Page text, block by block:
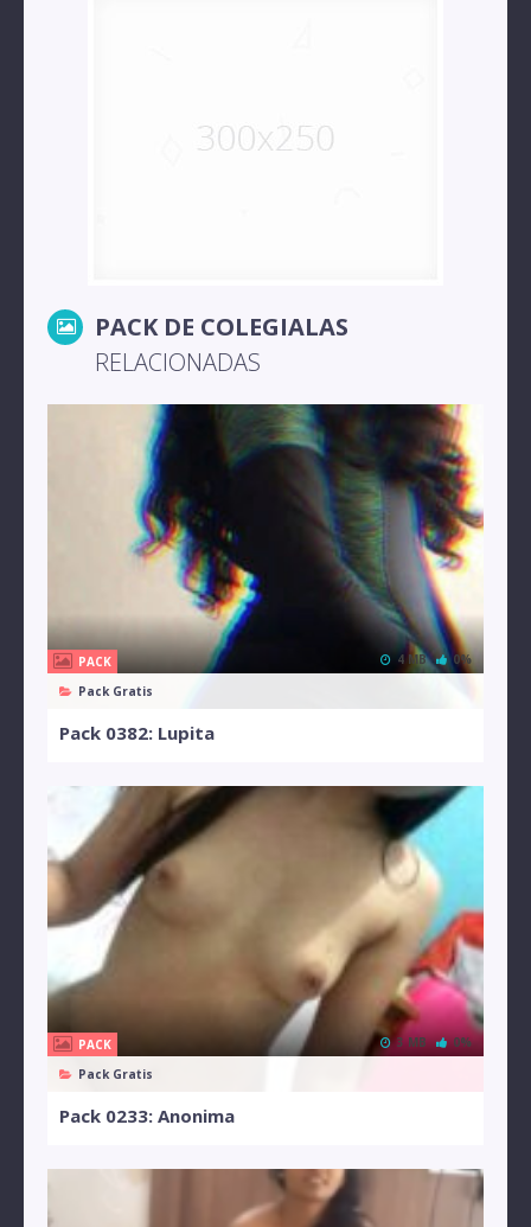
PACK DE COLEGIALAS
RELACIONADAS
PACK
Pack Gratis
4 MB 0%
Pack 0382: Lupita
PACK
Pack Gratis
3 MB 0%
Pack 0233: Anonima